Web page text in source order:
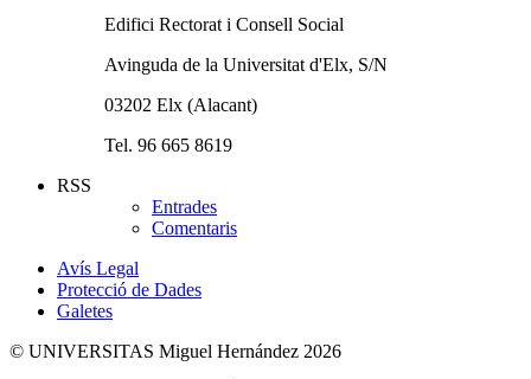
Edifici Rectorat i Consell Social
Avinguda de la Universitat d'Elx, S/N
03202 Elx (Alacant)
Tel. 96 665 8619
RSS
Entrades
Comentaris
Avís Legal
Protecció de Dades
Galetes
© UNIVERSITAS Miguel Hernández 2026